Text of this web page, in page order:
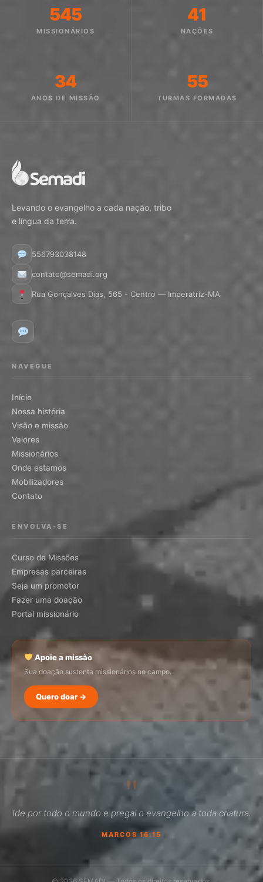
545
MISSIONÁRIOS
41
NAÇÕES
34
ANOS DE MISSÃO
55
TURMAS FORMADAS
Levando o evangelho a cada nação, tribo
e língua da terra.
556793038148
contato@semadi.org
Rua Gonçalves Dias, 565 - Centro — Imperatriz-MA
NAVEGUE
Início
Nossa história
Visão e missão
Valores
Missionários
Onde estamos
Mobilizadores
Contato
ENVOLVA-SE
Curso de Missões
Empresas parceiras
Seja um promotor
Fazer uma doação
Portal missionário
Apoie a missão
Sua doação sustenta missionários no campo.
Quero doar →
"
Ide por todo o mundo e pregai o evangelho a toda criatura.
MARCOS 16:15
11:01
Como faço para doar?
Como ser um promotor?